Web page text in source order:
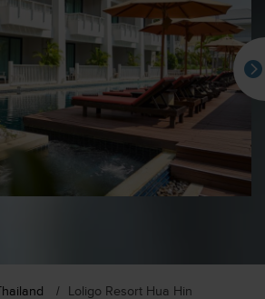
Thailand Loligo Resort Hua Hin